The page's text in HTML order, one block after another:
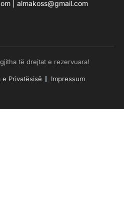
almakoss@gmail.com
të drejtat e rezervuara!
e Privatësisë Impressum